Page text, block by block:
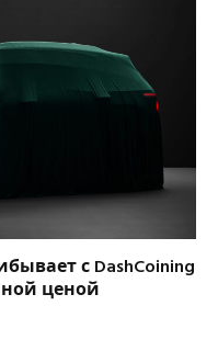
с DashCoining
ценой